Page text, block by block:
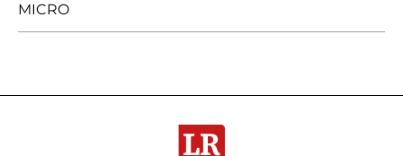
MICRO